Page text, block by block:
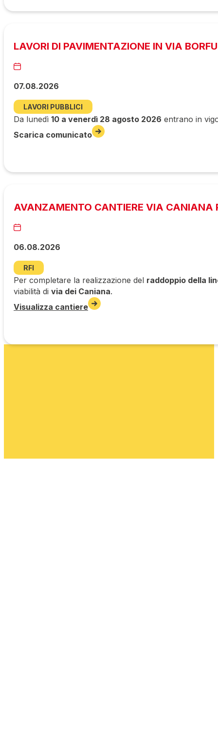
LAVORI DI PAVIMENTAZIONE IN VIA
07.08.2026
LAVORI PUBBLICI
Da lunedì 10 a venerdì 28 agosto 2026 entrano in
Scarica comunicato
AVANZAMENTO CANTIERE VIA CANIANA
06.08.2026
RFI
Per completare la realizzazione del raddoppio della
viabilità di via dei Caniana.
Visualizza cantiere